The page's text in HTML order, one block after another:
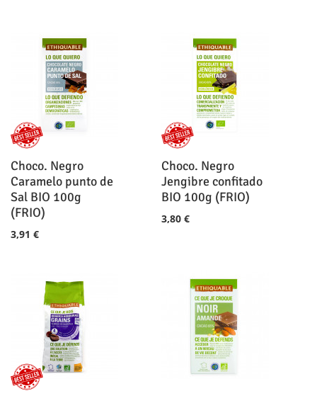
Choco. Negro
Caramelo punto de
Sal BIO 100g
(FRIO)
3,91 €
Choco. Negro
Jengibre confitado
BIO 100g (FRIO)
3,80 €